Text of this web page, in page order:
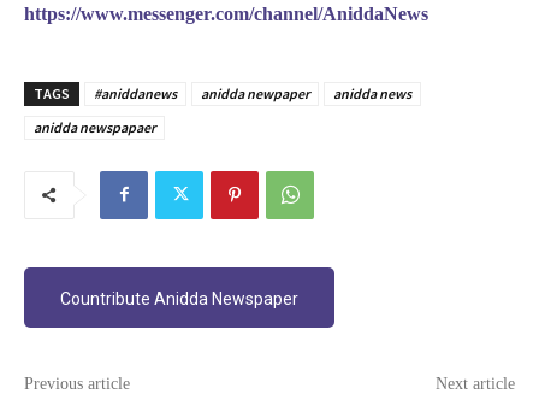
https://www.messenger.com/channel/AniddaNews
TAGS #aniddanews anidda newpaper
anidda news
anidda newspapaer
Countribute Anidda Newspaper
Previous article
Next article